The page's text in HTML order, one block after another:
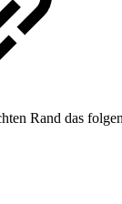
Rand das